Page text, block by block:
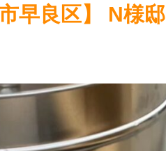
早良区】 N様邸